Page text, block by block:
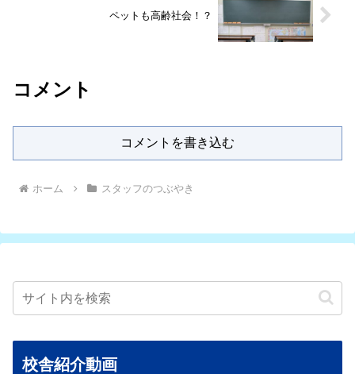
ペットも高齢社会！？
コメント
コメントを書き込む
ホーム スタッフのつぶやき
校舎紹介動画